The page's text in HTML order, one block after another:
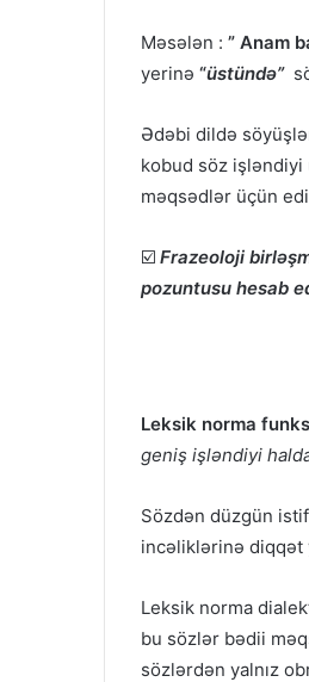
Məsələn : ” Anam
yerinə “üstündə”
Ədəbi dildə
kobud söz
məqsədlər üçün
☑️ Frazeoloji
pozuntusu hesab
Leksik norma
geniş işləndiyi
Sözdən düzgün
incəliklərinə diqqət
Leksik norma
bu sözlər bədii
sözlərdən yalnız